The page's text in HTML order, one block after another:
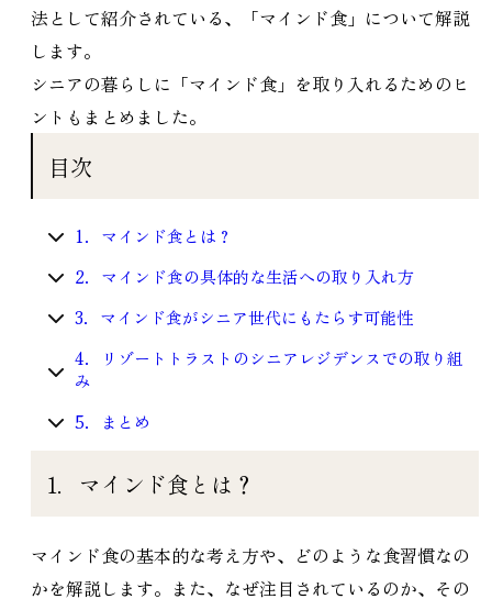
法として紹介されている、「マインド食」について解説
します。
シニアの暮らしに「マインド食」を取り入れるためのヒ
ントもまとめました。
目次
1．マインド食とは？
2．マインド食の具体的な生活への取り入れ方
3．マインド食がシニア世代にもたらす可能性
4．リゾートトラストのシニアレジデンスでの取り組
み
5．まとめ
1．マインド食とは？
マインド食の基本的な考え方や、どのような食習慣なの
かを解説します。また、なぜ注目されているのか、その